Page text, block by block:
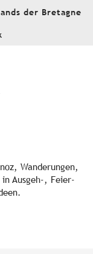
der Bretagne
Wanderungen,
Ausgeh-, Feier-